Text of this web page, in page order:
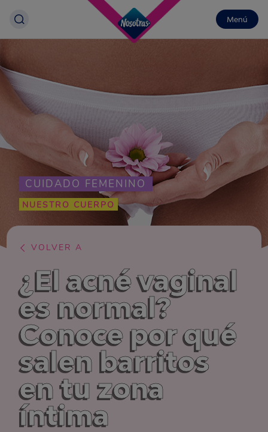
Menú
CUIDADO FEMENINO
NUESTRO CUERPO
VOLVER A
¿El acné vaginal
es normal?
Conoce por qué
salen barritos
en tu zona
íntima